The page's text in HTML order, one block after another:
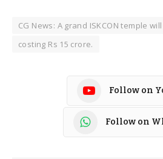
CG News: A grand ISKCON temple
costing Rs 15 crore.
Follow on
Follow on